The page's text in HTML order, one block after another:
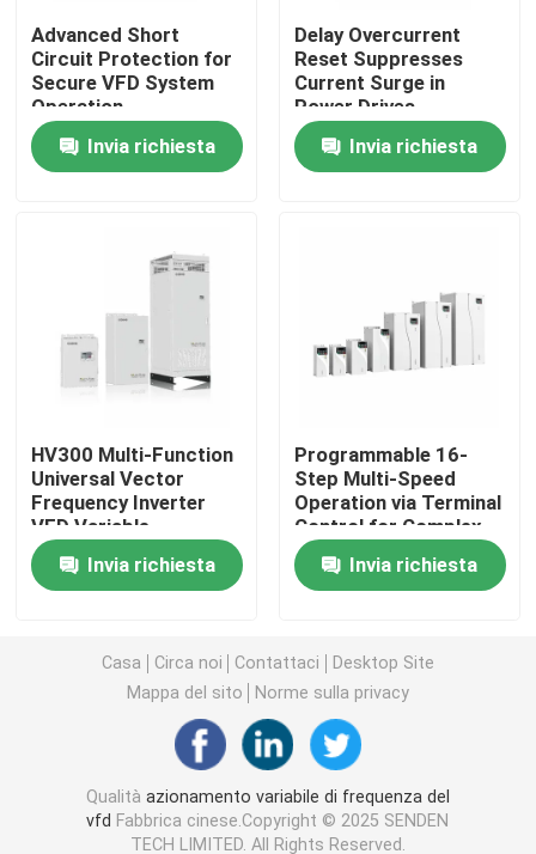
Contattaci
Notizie
azionamento variabile di frequenza del vfd
Convertitore di frequenza variabile
Invertitore di frequenza di vettore
Invertitore di frequenza di VFD
Azionamento a frequenza variabile per gru
Stazione di ricarica per veicoli elettrici con
Ottimizzatore solare
Advanced Short
Circuit Protection for
Secure VFD System
Operation
Invia richiesta
Delay Overcurrent
Reset Suppresses
Current Surge in
Power Drives
Invia richiesta
HV300 Multi-Function
Universal Vector
Frequency Inverter
VFD Variable
Frequency Drive AC
Drive Invia richiesta
Programmable 16-
Step Multi-Speed
Operation via Terminal
Control for Complex
Sequences
Invia richiesta
Casa Circa noi Contattaci
Desktop Site
Mappa del sito
Norme sulla privacy
Qualità azionamento variabile di frequenza del
vfd Fabbrica cinese.Copyright © 2025 SENDEN
TECH LIMITED. All Rights Reserved.